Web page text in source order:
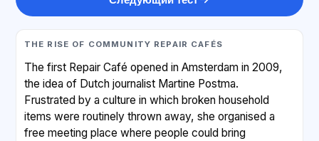
THE RISE OF COMMUNITY REPAIR CAFÉS
The first Repair Café opened in Amsterdam in 2009,
the idea of Dutch journalist Martine Postma.
Frustrated by a culture in which broken household
items were routinely thrown away, she organised a
free meeting place where people could bring